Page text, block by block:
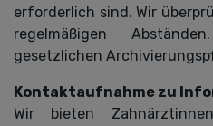
erforderlich sind. Wir
regelmäßigen
gesetzlichen
Kontaktaufnahme zu
Wir bieten